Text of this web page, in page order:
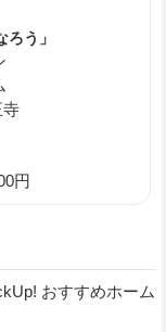
う」
円
おすすめホーム